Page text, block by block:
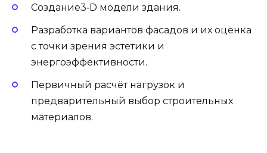
Создание3‑D модели здания.
Разработка вариантов фасадов и их оценка
с точки зрения эстетики и
энергоэффективности.
Первичный расчёт нагрузок и
предварительный выбор строительных
материалов.